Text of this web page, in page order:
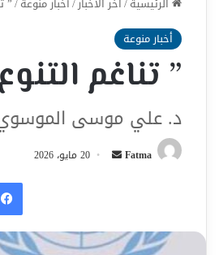
أخبار منوعة
” تناغم
د. علي موسى الموسوي
Fatma
أرسل 20 مايو، 2026